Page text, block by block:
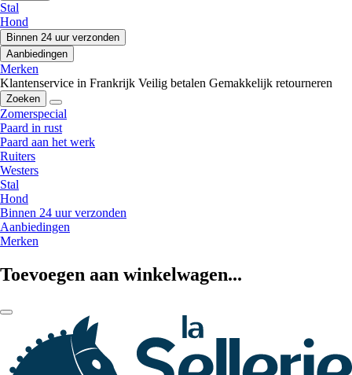
Stal
Hond
Binnen 24 uur verzonden
Aanbiedingen
Merken
Klantenservice in Frankrijk Veilig betalen Gemakkelijk retourneren
Zoeken
Zomerspecial
Paard in rust
Paard aan het werk
Ruiters
Westers
Stal
Hond
Binnen 24 uur verzonden
Aanbiedingen
Merken
Toevoegen aan winkelwagen...